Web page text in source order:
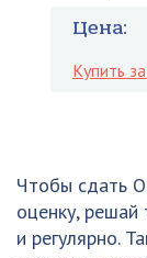
Цена:
Купить
Чтобы сдать
оценку,
и регулярно.